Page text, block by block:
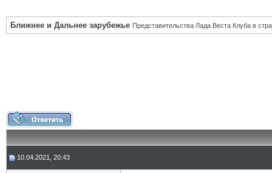
Ближнее и Дальнее зарубежье Представительства Лада Веста Клуба в
10.04.2021, 20:43